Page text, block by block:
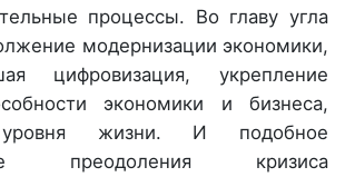
процессы. Во главу угла
модернизации экономики,
цифровизация, укрепление
экономики и бизнеса,
жизни. И подобное
преодоления кризиса